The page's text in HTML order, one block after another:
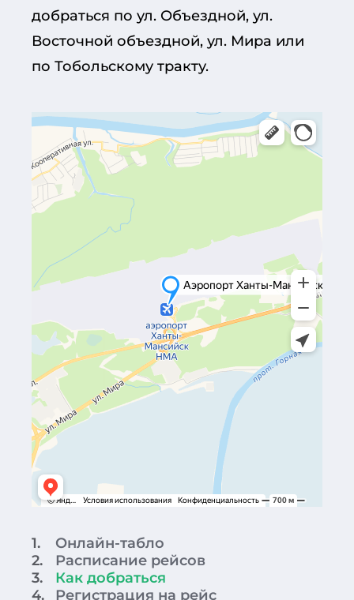
добраться по ул. Объездной, ул.
Восточной объездной, ул. Мира или
по Тобольскому тракту.
1.
Онлайн-табло
2.
Расписание рейсов
3.
Как добраться
4.
Регистрация на рейс